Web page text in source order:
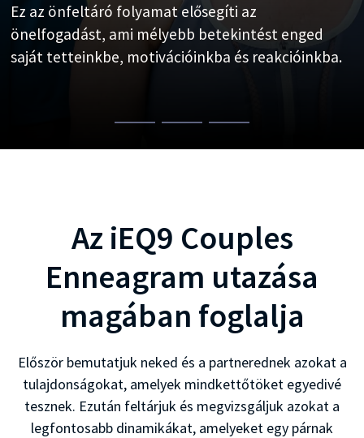
Ez az önfeltáró folyamat elősegíti az
önelfogadást, ami mélyebb betekintést enged
saját tetteinkbe, motivációinkba és reakcióinkba.
Víziónk egy megvilágosodott emberiség, amely a
teljesség, a kapcsolódás és az együttérzés
fogalmaiban gyökerezik.
önfelfedezéshez. A pontosság a mi igazi északi
csillagunk; mélyreható, átalakító eredmények
nyújtása a célállomásunk.
Az iEQ9 Couples
Enneagram utazása
magában foglalja
Először bemutatjuk neked és a partnerednek azokat a
tulajdonságokat, amelyek mindkettőtöket egyedivé
tesznek. Ezután feltárjuk és megvizsgáljuk azokat a
legfontosabb dinamikákat, amelyeket egy párnak